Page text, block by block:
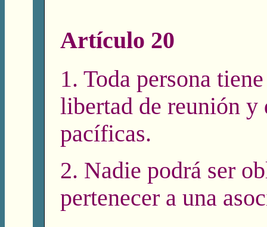
Artículo 20
1. Toda persona
libertad de reunión y
pacíficas.
2. Nadie podrá ser
pertenecer a una